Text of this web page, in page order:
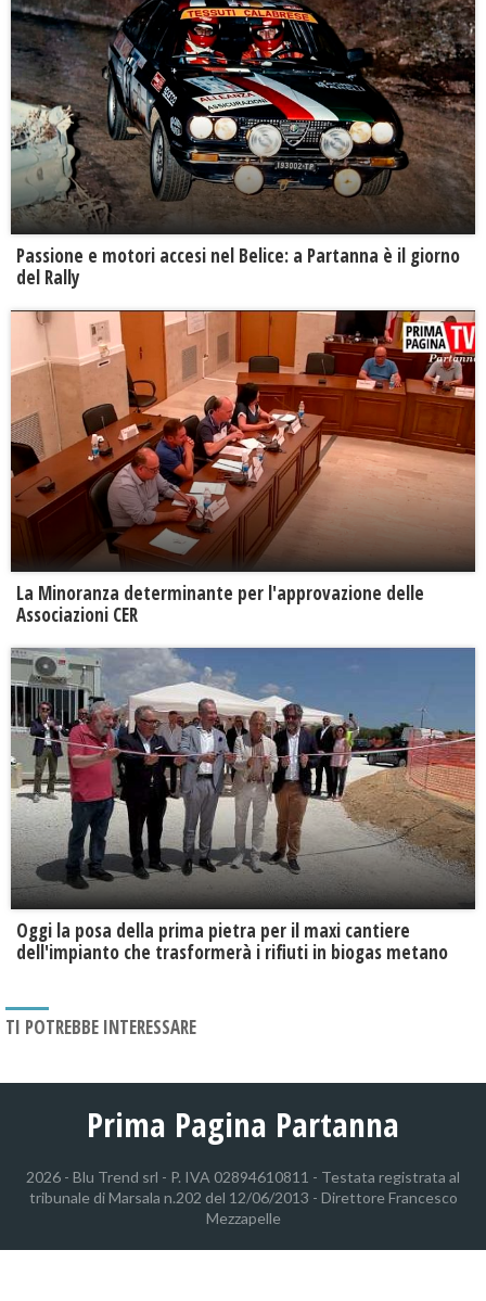
Passione e motori accesi nel Belice: a Partanna è il giorno
del Rally
La Minoranza determinante per l'approvazione delle
Associazioni CER
Oggi la posa della prima pietra per il maxi cantiere
dell'impianto che trasformerà i rifiuti in biogas metano
TI POTREBBE INTERESSARE
Prima Pagina Partanna
2026 - Blu Trend srl - P. IVA 02894610811 - Testata registrata al
tribunale di Marsala n.202 del 12/06/2013 - Direttore Francesco
Mezzapelle